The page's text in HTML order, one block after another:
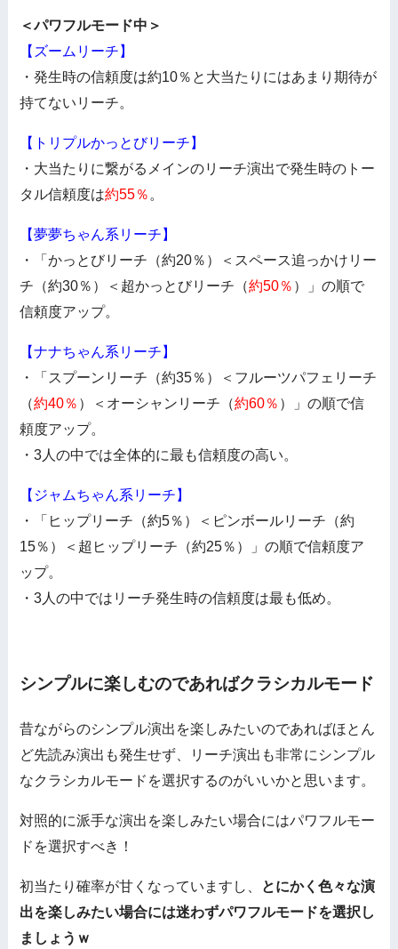
＜パワフルモード中＞
【ズームリーチ】
・発生時の信頼度は約10％と大当たりにはあまり期待が
持てないリーチ。
【トリプルかっとびリーチ】
・大当たりに繋がるメインのリーチ演出で発生時のトー
タル信頼度は約55％ 。
【夢夢ちゃん系リーチ】
・「かっとびリーチ（約20％）＜スペース追っかけリー
チ（約30％）＜超かっとびリーチ（約50％ ）」の順で
信頼度アップ。
【ナナちゃん系リーチ】
・「スプーンリーチ（約35％）＜フルーツパフェリーチ
（約40％ ）＜オーシャンリーチ（約60％ ）」の順で信
頼度アップ。
・3人の中では全体的に最も信頼度の高い。
【ジャムちゃん系リーチ】
・「ヒップリーチ（約5％）＜ピンボールリーチ（約
15％）＜超ヒップリーチ（約25％）」の順で信頼度ア
ップ。
・3人の中ではリーチ発生時の信頼度は最も低め。
シンプルに楽しむのであればクラシカルモード
昔ながらのシンプル演出を楽しみたいのであればほとん
ど先読み演出も発生せず、リーチ演出も非常にシンプル
なクラシカルモードを選択するのがいいかと思います。
対照的に派手な演出を楽しみたい場合にはパワフルモー
ドを選択すべき！
初当たり確率が甘くなっていますし、 とにかく色々な演
出を楽しみたい場合には迷わずパワフルモードを選択し
ましょうｗ